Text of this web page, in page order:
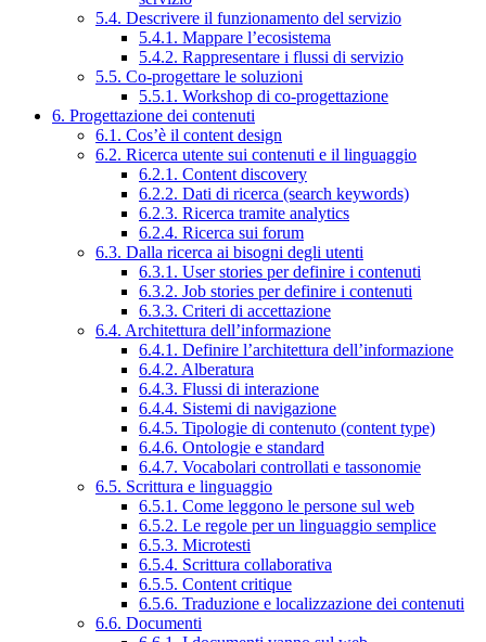
5.4. Descrivere il funzionamento del servizio
5.4.1. Mappare l’ecosistema
5.4.2. Rappresentare i flussi di servizio
5.5. Co-progettare le soluzioni
5.5.1. Workshop di co-progettazione
6. Progettazione dei contenuti
6.1. Cos’è il content design
6.2. Ricerca utente sui contenuti e il linguaggio
6.2.1. Content discovery
6.2.2. Dati di ricerca (search keywords)
6.2.3. Ricerca tramite analytics
6.2.4. Ricerca sui forum
6.3. Dalla ricerca ai bisogni degli utenti
6.3.1. User stories per definire i contenuti
6.3.2. Job stories per definire i contenuti
6.3.3. Criteri di accettazione
6.4. Architettura dell’informazione
6.4.1. Definire l’architettura dell’informazione
6.4.2. Alberatura
6.4.3. Flussi di interazione
6.4.4. Sistemi di navigazione
6.4.5. Tipologie di contenuto (content type)
6.4.6. Ontologie e standard
6.4.7. Vocabolari controllati e tassonomie
6.5. Scrittura e linguaggio
6.5.1. Come leggono le persone sul web
6.5.2. Le regole per un linguaggio semplice
6.5.3. Microtesti
6.5.4. Scrittura collaborativa
6.5.5. Content critique
6.5.6. Traduzione e localizzazione dei contenuti
6.6. Documenti